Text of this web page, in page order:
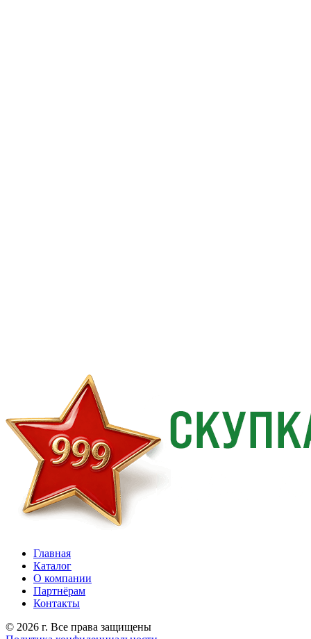
Главная
Каталог
О компании
Партнёрам
Контакты
© 2026 г. Все права защищены